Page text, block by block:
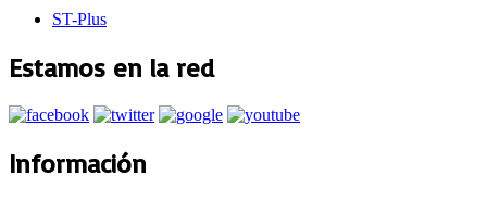
ST-Plus
Estamos en la red
Información